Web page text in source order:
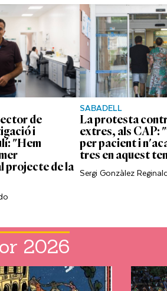
de
i
"Hem
projecte de la
SABADELL
La protesta
extres, als CAP:
per pacient i
tres en aquest
Sergi Gonzàlez
2026